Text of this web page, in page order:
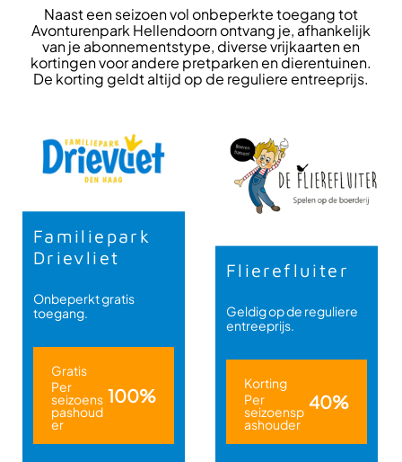
Naast een seizoen vol onbeperkte toegang tot
Avonturenpark Hellendoorn ontvang je, afhankelijk
van je abonnementstype, diverse vrijkaarten en
kortingen voor andere pretparken en dierentuinen.
De korting geldt altijd op de reguliere entreeprijs.
Familiepark
Drievliet
Onbeperkt gratis
toegang.
Gratis
Per
seizoens
pashoud
er
100%
Flierefluiter
Geldig op de reguliere
entreeprijs.
Korting
Per
seizoensp
ashouder
40%